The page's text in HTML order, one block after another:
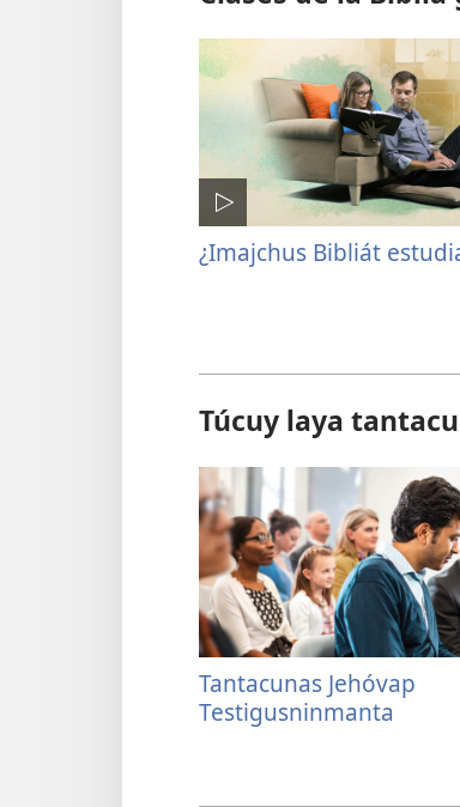
¿Imajchus Bibliát
Túcuy laya
Tantacunas Jehóvap
Testigusninmanta